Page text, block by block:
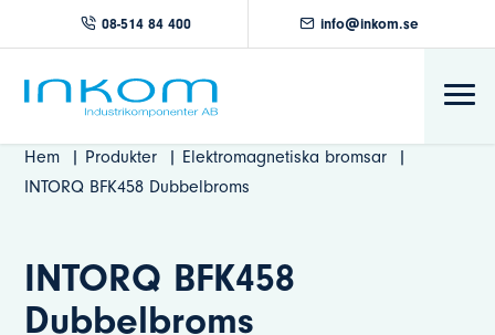
08-514 84 400 info@inkom.se
Hem Produkter
Elektromagnetiska bromsar
INTORQ BFK458 Dubbelbroms
INTORQ BFK458
Dubbelbroms